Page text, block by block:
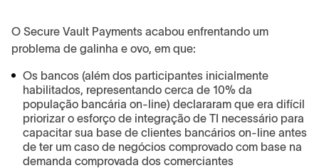
O Secure Vault Payments acabou enfrentando um
problema de galinha e ovo, em que:
Os bancos (além dos participantes inicialmente
habilitados, representando cerca de 10% da
população bancária on-line) declararam que era difícil
priorizar o esforço de integração de TI necessário para
capacitar sua base de clientes bancários on-line antes
de ter um caso de negócios comprovado com base na
demanda comprovada dos comerciantes